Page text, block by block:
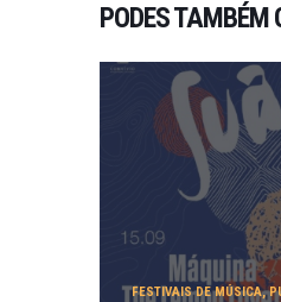
PODES TAMBÉM
FESTIVAIS DE MÚSICA,